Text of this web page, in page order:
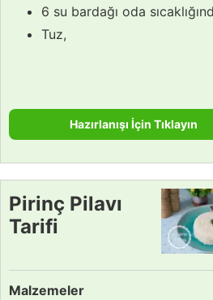
6 su bardağı oda
Tuz,
Hazırlanışı İçin Tıklayın
Pirinç Pilavı
Tarifi
Malzemeler